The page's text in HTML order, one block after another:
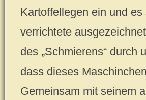
Kartoffellegen ein und
verrichtete
des „Schmierens“ durch
dass dieses
Gemeinsam mit seinem